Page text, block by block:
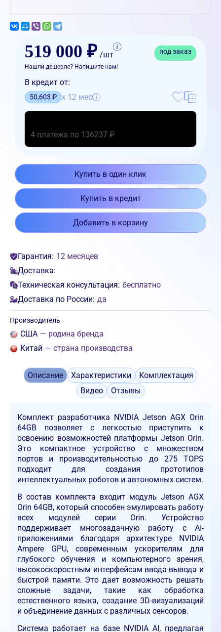
519 000 ₽ /шт под заказ
Нашли дешевле? Напишите нам!
В кредит от:
50,603 ₽ x 12 мес
4 платежа по 136237 ₽
Купить в один клик
Купить в кредит
Добавить в корзину
Гарантия: 12 месяцев
Доставка:
Техническая консультация: бесплатно
Доставка по России: да
Производитель
США — родина бренда
Китай — страна производства
Описание Характеристики
Комплектация
Видео
Отзывы
Комплект разработчика NVIDIA Jetson AGX Orin
64GB позволяет с легкостью приступить к
освоению возможностей платформы Jetson Orin.
Это компактное устройство с множеством
портов и производительностью до 275 TOPS
подходит для создания прототипов
интеллектуальных роботов и автономных систем.
В состав комплекта входит модуль Jetson AGX
Orin 64GB, который способен эмулировать работу
всех модулей серии Orin. Устройство
поддерживает многозадачную работу с AI-
приложениями благодаря архитектуре NVIDIA
Ampere GPU, современным ускорителям для
глубокого обучения и компьютерного зрения,
высокоскоростным интерфейсам ввода-вывода и
быстрой памяти. Это дает возможность решать
сложные задачи, такие как обработка
естественного языка, создание 3D-визуализаций
и объединение данных с различных сенсоров.
Система работает на базе NVIDIA AI, предлагая